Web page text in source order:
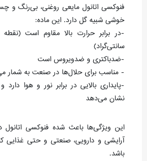
فنوکسی اتانول مایعی روغنی، بی‌رنگ و
خوشی شبیه گل دارد. این ماده:
سانتی‌گراد)
-ضدباکتری و ضدویروس است
- مناسب برای حلال‌ها در صنعت به شمار
-پایداری بالایی در برابر نور و هوا
نشان می‌دهد
این ویژگی‌ها باعث شده فنوکسی اتانول
آرایشی و دارویی، صنعتی و حتی غذایی
باشد.